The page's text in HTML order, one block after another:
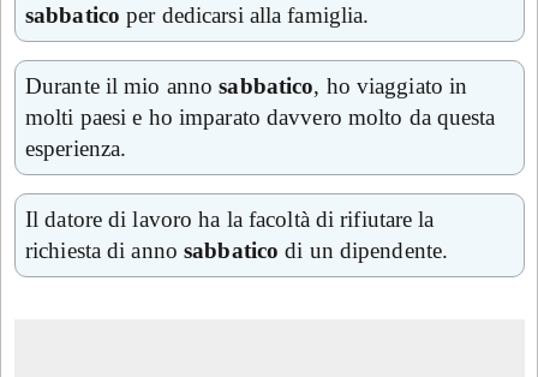
sabbatico per dedicarsi alla famiglia.
Durante il mio annosabbatico, ho viaggiato in
molti paesi e ho imparato davvero molto da questa
esperienza.
Il datore di lavoro ha la facoltà di rifiutare la
richiesta di annosabbatico di un dipendente.